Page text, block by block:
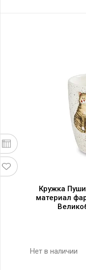
Кружка
материал
Нет в наличии